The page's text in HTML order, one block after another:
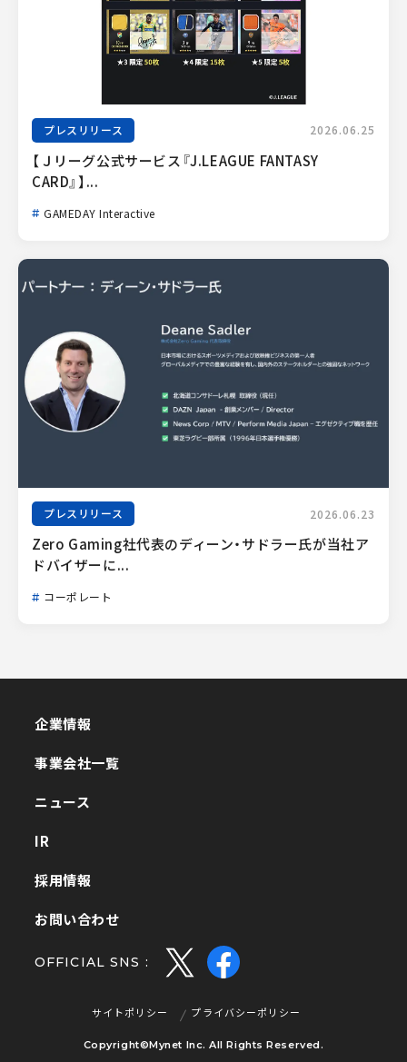
プレスリリース 2026.06.25
【Ｊリーグ公式サービス『J.LEAGUE FANTASY
CARD』】...
GAMEDAY Interactive
プレスリリース 2026.06.23
Zero Gaming社代表のディーン・サドラー氏が当社ア
ドバイザーに...
コーポレート
企業情報
事業会社一覧
ニュース
IR
採用情報
お問い合わせ
OFFICIAL SNS :
サイトポリシー
プライバシーポリシー
Copyright©Mynet Inc. All Rights Reserved.